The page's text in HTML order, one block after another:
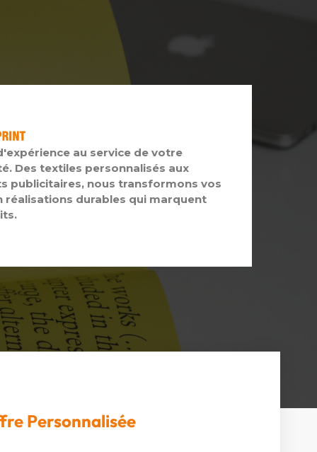
au service de votre
Des textiles personnalisés aux
publicitaires, nous transformons vos
réalisations durables qui marquent
Personnalisée